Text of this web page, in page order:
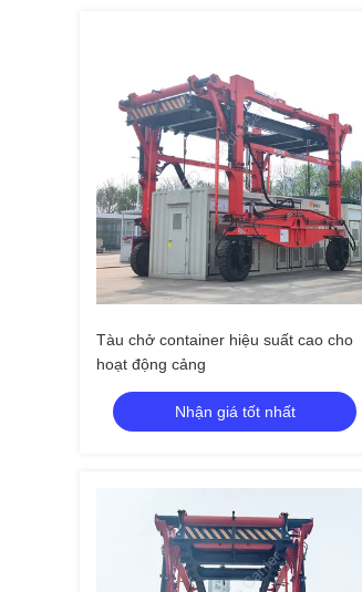
Tàu chở container hiệu suất cao cho
hoạt động cảng
Nhận giá tốt nhất